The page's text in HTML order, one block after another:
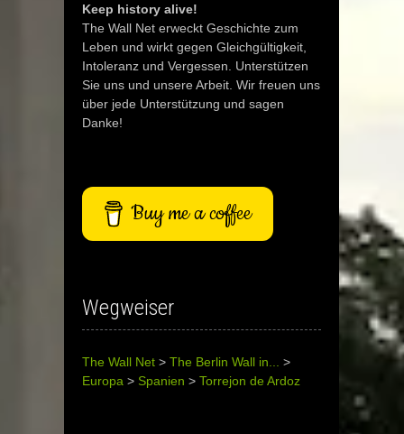
Keep history alive!
The Wall Net erweckt Geschichte zum
Leben und wirkt gegen Gleichgültigkeit,
Intoleranz und Vergessen. Unterstützen
Sie uns und unsere Arbeit. Wir freuen uns
über jede Unterstützung und sagen
Danke!
Buy me a coffee
Wegweiser
The Wall Net > The Berlin Wall in...
>
Europa > Spanien > Torrejon de Ardoz